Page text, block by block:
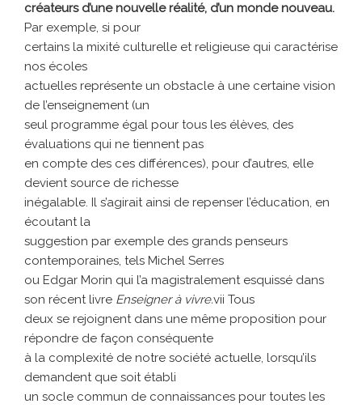
créateurs d’une nouvelle réalité, d’un monde nouveau.
Par exemple, si pour
certains la mixité culturelle et religieuse qui caractérise
nos écoles
actuelles représente un obstacle à une certaine vision
de l’enseignement (un
seul programme égal pour tous les élèves, des
évaluations qui ne tiennent pas
en compte des ces différences), pour d’autres, elle
devient source de richesse
inégalable. Il s’agirait ainsi de repenser l’éducation, en
écoutant la
suggestion par exemple des grands penseurs
contemporaines, tels Michel Serres
ou Edgar Morin qui l’a magistralement esquissé dans
son récent livre Enseigner à vivre.vii Tous
deux se rejoignent dans une même proposition pour
répondre de façon conséquente
à la complexité de notre société actuelle, lorsqu’ils
demandent que soit établi
un socle commun de connaissances pour toutes les